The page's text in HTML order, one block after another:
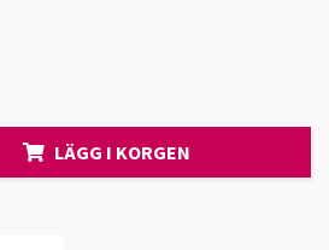
LÄGG I KORGEN